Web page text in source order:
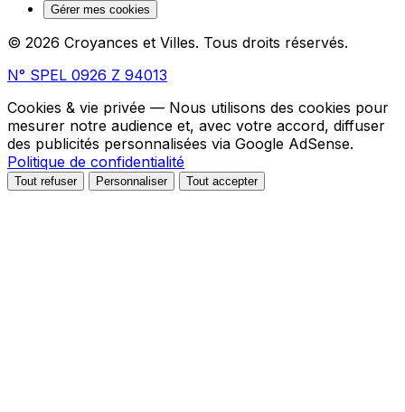
Gérer mes cookies
© 2026 Croyances et Villes. Tous droits réservés.
N° SPEL 0926 Z 94013
Cookies & vie privée — Nous utilisons des cookies pour
mesurer notre audience et, avec votre accord, diffuser
des publicités personnalisées via Google AdSense.
Politique de confidentialité
Tout refuser Personnaliser Tout accepter